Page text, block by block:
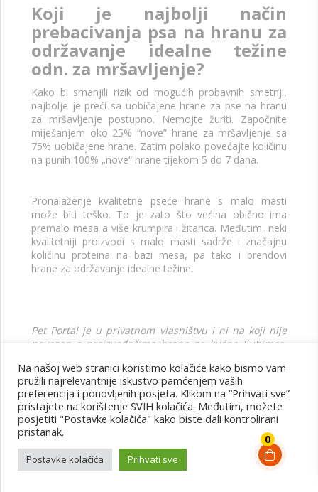
0
Koji je najbolji način
prebacivanja psa na hranu za
održavanje idealne težine
odn. za mršavljenje?
Kako bi smanjili rizik od mogućih probavnih smetnji,
najbolje je preći sa uobičajene hrane za pse na hranu
za mršavljenje postupno. Nemojte žuriti. Započnite
miješanjem oko 25% “nove” hrane za mršavljenje sa
75% uobičajene hrane. Zatim polako povećajte količinu
na punih 100% „nove“ hrane tijekom 5 do 7 dana.
Pronalaženje kvalitetne pseće hrane s malo masti
može biti teško. To je zato što većina obično ima
premalo mesa a više krumpira i žitarica. Međutim, neki
kvalitetniji proizvodi s malo masti sadrže i značajnu
količinu proteina na bazi mesa, pa tako i brendovi
hrane za održavanje idealne težine.
Pet Portal je u privatnom vlasništvu i ni na koji nije
povezan s proizvođačima hrane za kućne ljubimce.
prihvaćamo u zamjenu za posebno razmatranje u
pripremi recenzija.
Na našoj web stranici koristimo kolačiće kako bismo vam
pružili najrelevantnije iskustvo pamćenjem vaših
preferencija i ponovljenih posjeta. Klikom na “Prihvati sve”
pristajete na korištenje SVIH kolačića. Međutim, možete
posjetiti "Postavke kolačića" kako biste dali kontrolirani
pristanak.
Postavke kolačića Prihvati sve